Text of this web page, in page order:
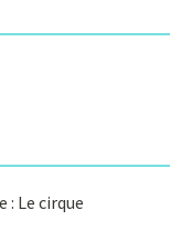
: Le cirque